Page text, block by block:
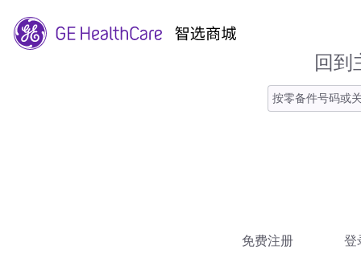
回到
免费注册 登